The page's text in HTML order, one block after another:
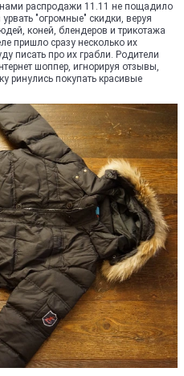
распродажи 11.11 не пощадило
"огромные" скидки, веруя
коней, блендеров и трикотажа
пришло сразу несколько их
писать про их грабли. Родители
шоппер, игнорируя отзывы,
ринулись покупать красивые